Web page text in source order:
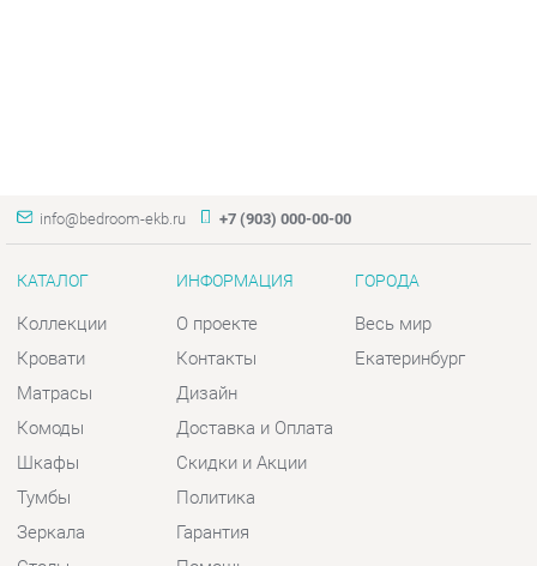
КАТАЛОГ
Матрасы
Комоды
Шкафы
Тумбы
Зеркала
Столы
Мягкая мебель
ИНФОРМАЦИЯ
Дизайн
Доставка и Оплата
Скидки и Акции
Политика
Гарантия
Помощь
ГОРОДА